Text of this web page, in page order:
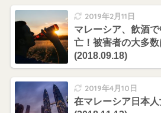
2019年2月11日
マレーシア、飲酒
亡！被害者の大多
(2018.09.18)
2019年4月10日
在マレーシア日本